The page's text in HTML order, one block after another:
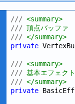
/// <summary>
/// 頂点バッファ
/// </summary>
private
/// <summary>
/// 基本エフェクト
/// </summary>
private